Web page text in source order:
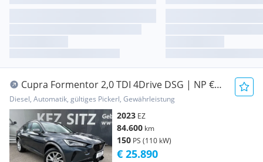
Cupra Formentor 2,0 TDI 4Drive DSG | NP €
48.000
Diesel, Automatik, gültiges Pickerl, Gewährleistung
2023 EZ
84.600 km
150 PS (110 kW)
€ 25.890